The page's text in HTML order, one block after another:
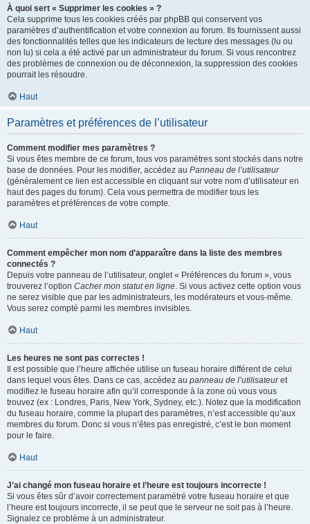
À quoi sert « Supprimer les cookies » ?
Cela supprime tous les cookies créés par phpBB qui conservent vos
paramètres d’authentification et votre connexion au forum. Ils fournissent aussi
des fonctionnalités telles que les indicateurs de lecture des messages (lu ou
non lu) si cela a été activé par un administrateur du forum. Si vous rencontrez
des problèmes de connexion ou de déconnexion, la suppression des cookies
pourrait les résoudre.
Haut
Paramètres et préférences de l’utilisateur
Comment modifier mes paramètres ?
Si vous êtes membre de ce forum, tous vos paramètres sont stockés dans notre
base de données. Pour les modifier, accédez au Panneau de l’utilisateur
(généralement ce lien est accessible en cliquant sur votre nom d’utilisateur en
haut des pages du forum). Cela vous permettra de modifier tous les
paramètres et préférences de votre compte.
Haut
Comment empêcher mon nom d’apparaître dans la liste des membres
connectés ?
Depuis votre panneau de l’utilisateur, onglet « Préférences du forum », vous
trouverez l’option Cacher mon statut en ligne. Si vous activez cette option vous
ne serez visible que par les administrateurs, les modérateurs et vous-même.
Vous serez compté parmi les membres invisibles.
Haut
Les heures ne sont pas correctes !
Il est possible que l’heure affichée utilise un fuseau horaire différent de celui
dans lequel vous êtes. Dans ce cas, accédez au panneau de l’utilisateuret
modifiez le fuseau horaire afin qu’il corresponde à la zone où vous vous
trouvez (ex : Londres, Paris, New York, Sydney, etc.). Notez que la modification
du fuseau horaire, comme la plupart des paramètres, n’est accessible qu’aux
membres du forum. Donc si vous n’êtes pas enregistré, c’est le bon moment
pour le faire.
Haut
J’ai changé mon fuseau horaire et l’heure est toujours incorrecte !
Si vous êtes sûr d’avoir correctement paramétré votre fuseau horaire et que
l’heure est toujours incorrecte, il se peut que le serveur ne soit pas à l’heure.
Signalez ce problème à un administrateur.